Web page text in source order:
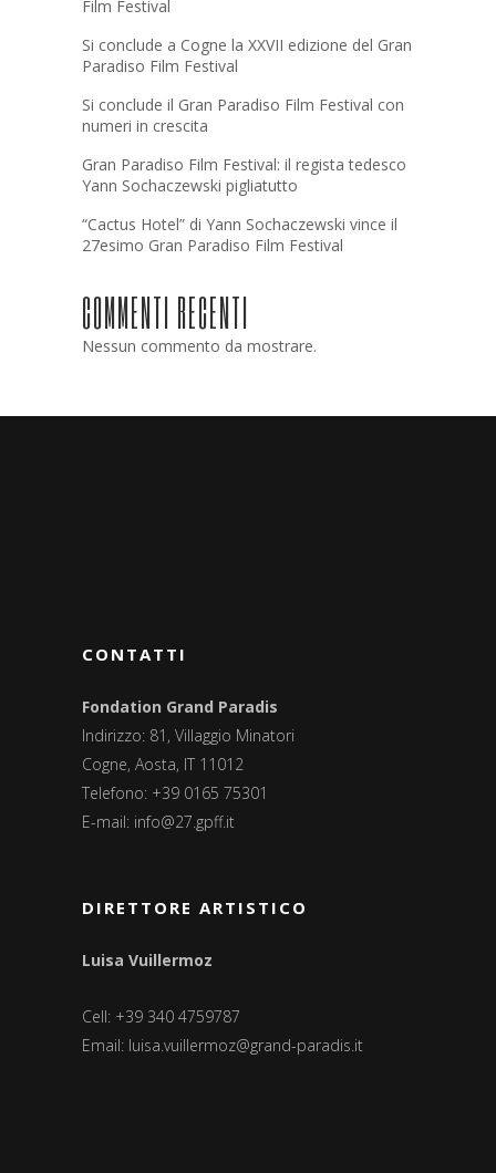
Film Festival
Si conclude a Cogne la XXVII edizione del Gran
Paradiso Film Festival
Si conclude il Gran Paradiso Film Festival con
numeri in crescita
Gran Paradiso Film Festival: il regista tedesco
Yann Sochaczewski pigliatutto
“Cactus Hotel” di Yann Sochaczewski vince il
27esimo Gran Paradiso Film Festival
COMMENTI RECENTI
Nessun commento da mostrare.
CONTATTI
Fondation Grand Paradis
Indirizzo: 81, Villaggio Minatori
Cogne, Aosta, IT 11012
Telefono: +39 0165 75301
E-mail: info@27.gpff.it
DIRETTORE ARTISTICO
Luisa Vuillermoz
Cell: +39 340 4759787
Email: luisa.vuillermoz@grand-paradis.it